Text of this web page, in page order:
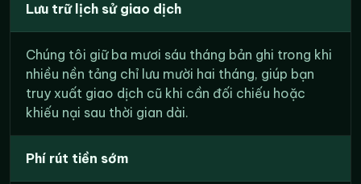
Lưu trữ lịch sử giao dịch
Chúng tôi giữ ba mươi sáu tháng bản ghi trong khi
nhiều nền tảng chỉ lưu mười hai tháng, giúp bạn
truy xuất giao dịch cũ khi cần đối chiếu hoặc
khiếu nại sau thời gian dài.
Phí rút tiền sớm